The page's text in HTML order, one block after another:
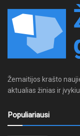
Žemaitijos krašto
aktualias žinias ir
Populiariausi